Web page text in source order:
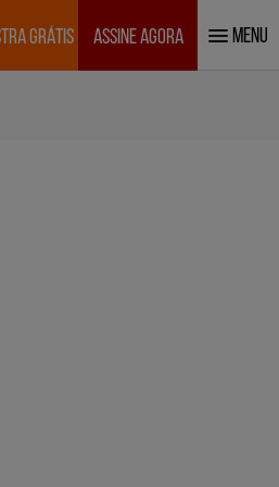
GRÁTIS ASSINE AGORA MENU